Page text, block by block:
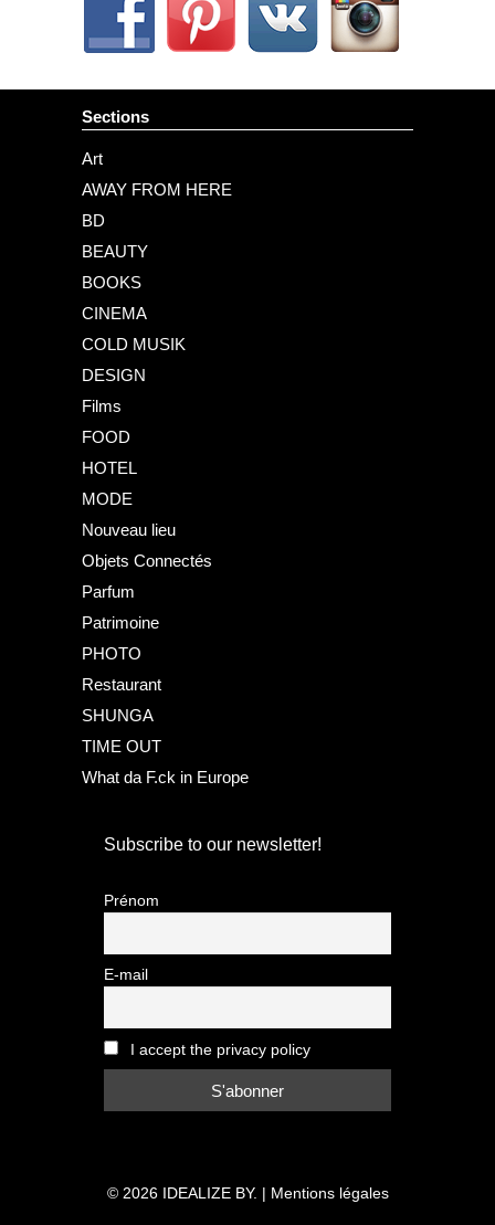
Sections
Art
AWAY FROM HERE
BD
BEAUTY
BOOKS
CINEMA
COLD MUSIK
DESIGN
Films
FOOD
HOTEL
MODE
Nouveau lieu
Objets Connectés
Parfum
Patrimoine
PHOTO
Restaurant
SHUNGA
TIME OUT
What da F.ck in Europe
Subscribe to our newsletter!
Prénom
E-mail
I accept the privacy policy
© 2026 IDEALIZE BY. | Mentions légales